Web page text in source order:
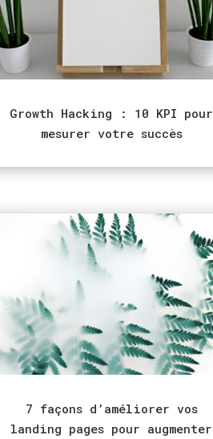
Growth Hacking : 10 KPI pour
mesurer votre succès
7 façons d’améliorer vos
landing pages pour augmenter